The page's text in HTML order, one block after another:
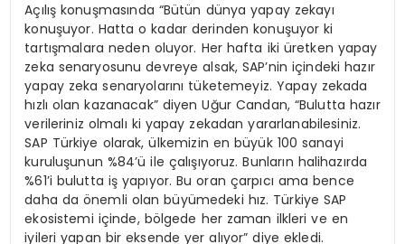
Açılış konuşmasında “Bütün dünya yapay zekayı
konuşuyor. Hatta o kadar derinden konuşuyor ki
tartışmalara neden oluyor. Her hafta iki üretken yapay
zeka senaryosunu devreye alsak, SAP’nin içindeki hazır
yapay zeka senaryolarını tüketemeyiz. Yapay zekada
hızlı olan kazanacak” diyen Uğur Candan, “Bulutta hazır
verileriniz olmalı ki yapay zekadan yararlanabilesiniz.
SAP Türkiye olarak, ülkemizin en büyük 100 sanayi
kuruluşunun %84’ü ile çalışıyoruz. Bunların halihazırda
%61’i bulutta iş yapıyor. Bu oran çarpıcı ama bence
daha da önemli olan büyümedeki hız. Türkiye SAP
ekosistemi içinde, bölgede her zaman ilkleri ve en
iyileri yapan bir eksende yer alıyor” diye ekledi.